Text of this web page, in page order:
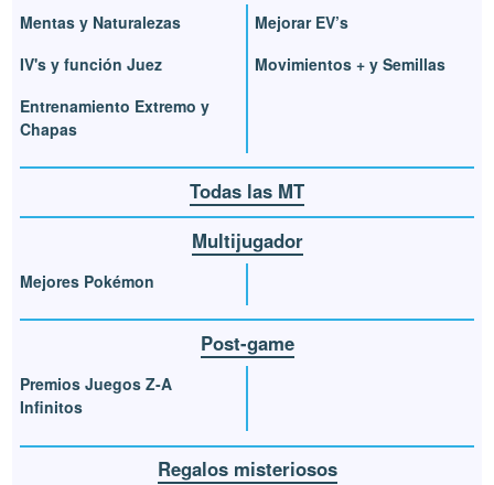
Mentas y Naturalezas
IV's y función Juez
Entrenamiento Extremo y
Chapas
Mejorar EV’s
Movimientos + y Semillas
Todas las MT
Multijugador
Mejores Pokémon
Post-game
Premios Juegos Z-A
Infinitos
Regalos misteriosos